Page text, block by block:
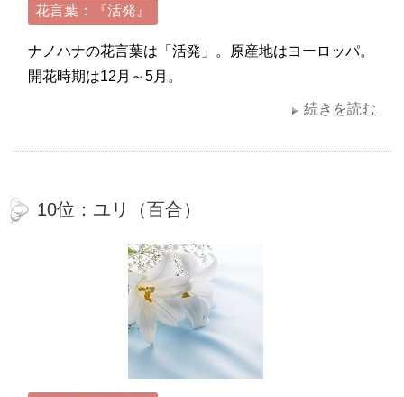
花言葉：『活発』
ナノハナの花言葉は「活発」。原産地はヨーロッパ。
開花時期は12月～5月。
続きを読む
10位：ユリ（百合）